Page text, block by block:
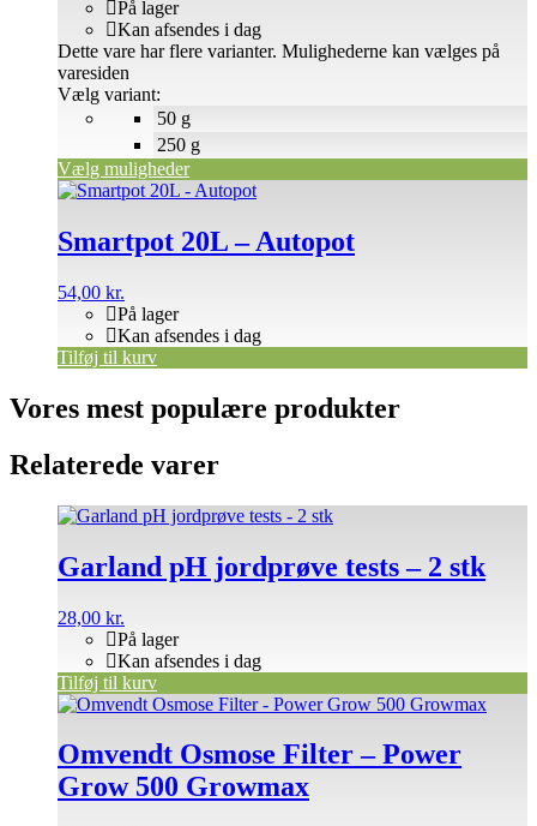
På lager
Kan afsendes i dag
Vælg variant:
Vælg muligheder
Dette vare har flere varianter. Mulighederne kan vælges på
varesiden
50 g
250 g
Smartpot 20L – Autopot
54,00 kr.
På lager
Kan afsendes i dag
Tilføj til kurv
Vores mest populære produkter
Relaterede varer
Garland pH jordprøve tests – 2 stk
28,00 kr.
På lager
Kan afsendes i dag
Tilføj til kurv
Omvendt Osmose Filter – Power
Grow 500 Growmax